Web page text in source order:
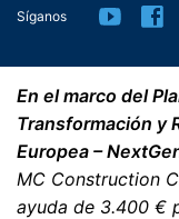
Síganos
En el marco del
Transformación y
Europea –
MC Construction
ayuda de 3.400 €